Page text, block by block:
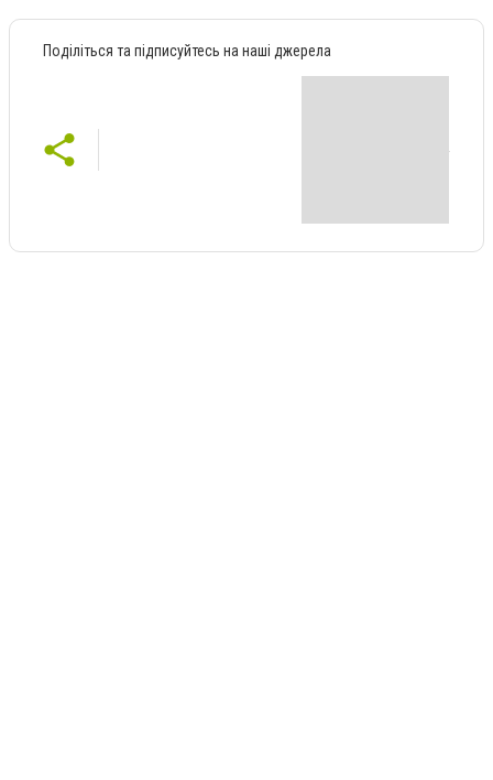
Поділіться та підписуйтесь на наші джерела